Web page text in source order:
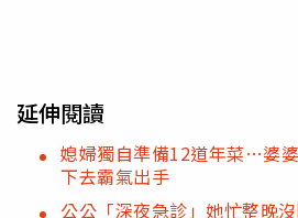
延伸閱讀
媳婦獨自準備12道年菜…婆
下去霸氣出手
公公「深夜急診」她忙整晚